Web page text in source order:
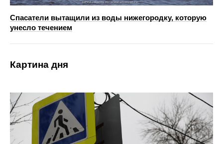
Спасатели вытащили из воды нижегородку, которую
унесло течением
Картина дня